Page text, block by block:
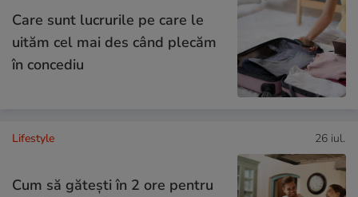
Care sunt lucrurile pe care le
uităm cel mai des când plecăm
în concediu
Lifestyle 26 iul.
Cum să gătești în 2 ore pentru